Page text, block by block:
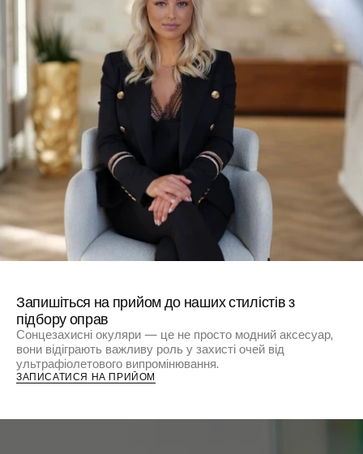
Запишіться на прийом до наших стилістів з
підбору оправ
Сонцезахисні окуляри — це не просто модний аксесуар,
вони відіграють важливу роль у захисті очей від
ультрафіолетового випромінювання.
ЗАПИСАТИСЯ НА ПРИЙОМ